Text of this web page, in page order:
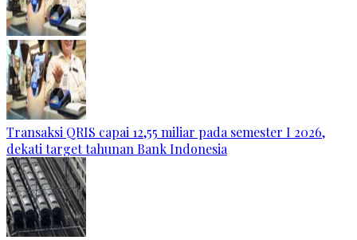
Transaksi QRIS capai 12,55 miliar pada semester I 2026,
dekati target tahunan Bank Indonesia